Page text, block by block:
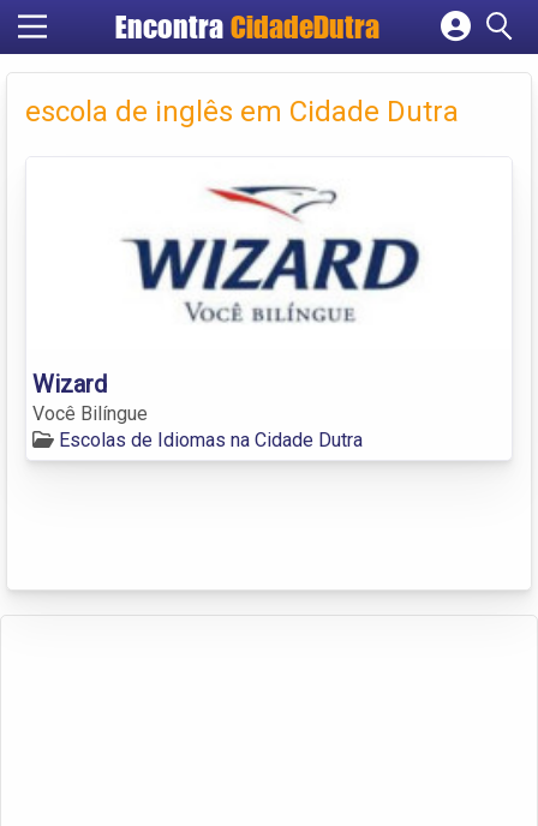
Encontra CidadeDutra
Cadastrar empresa
Criar conta
escola de inglês em Cidade Dutra
Wizard
Você Bilíngue
Escolas de Idiomas na Cidade Dutra